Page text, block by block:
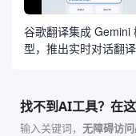
谷歌翻译集成 Gemini
型，推出实时对话翻
找不到AI工具？在这
输入关键词， 无障碍访